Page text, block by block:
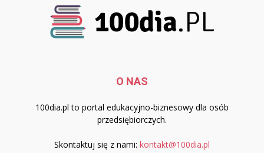
O NAS
100dia.pl to portal edukacyjno-biznesowy dla osób
przedsiębiorczych.
Skontaktuj się z nami: kontakt@100dia.pl